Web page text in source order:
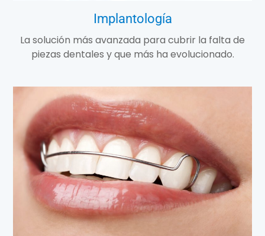
Implantología
La solución más avanzada para cubrir la falta de
piezas dentales y que más ha evolucionado.